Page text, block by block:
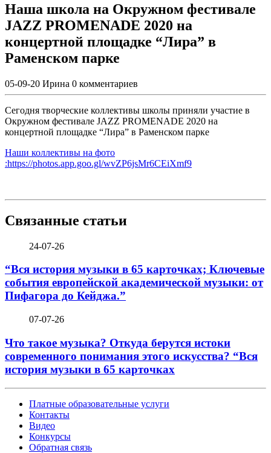
Наша школа на Окружном фестивале
JAZZ PROMENADE 2020 на
концертной площадке “Лира” в
Раменском парке
05-09-20 Ирина 0 комментариев
Сегодня творческие коллективы школы приняли участие в
Окружном фестивале JAZZ PROMENADE 2020 на
концертной площадке “Лира” в Раменском парке
Наши коллективы на фото
:https://photos.app.goo.gl/wvZP6jsMr6CEiXmf9
Связанные статьи
24-07-26
“Вся история музыки в 65 карточках; Ключевые
события европейской академической музыки: от
Пифагора до Кейджа.”
07-07-26
Что такое музыка? Откуда берутся истоки
современного понимания этого искусства? “Вся
история музыки в 65 карточках
Платные образовательные услуги
Контакты
Видео
Конкурсы
Обратная связь